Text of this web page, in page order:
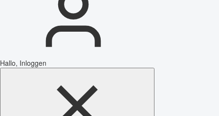
Hallo, Inloggen